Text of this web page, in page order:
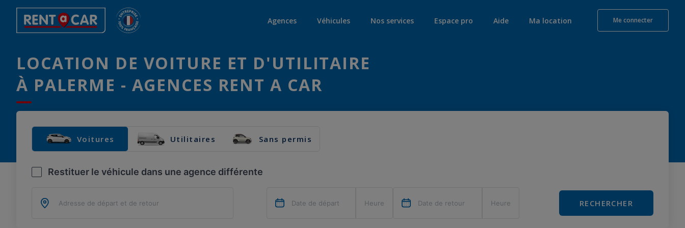
Agences Véhicules Nos services Espace pro Aide Ma location Me connecter
LOCATION DE VOITURE ET D'UTILITAIRE
À PALERME - AGENCES RENT A CAR
Voitures Utilitaires Sans permis
Restituer le véhicule dans une agence différente
RECHERCHER